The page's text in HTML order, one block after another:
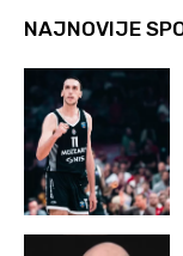
NAJNOVIJE